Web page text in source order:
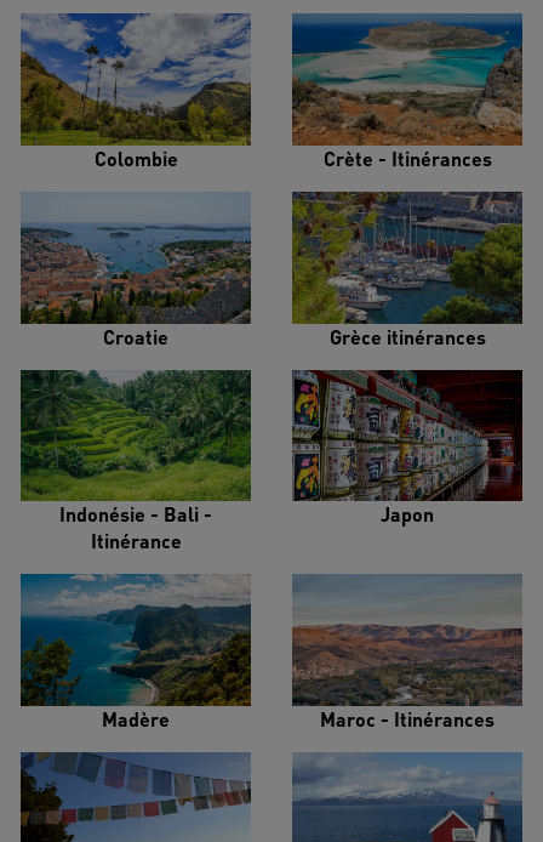
Colombie Crète - Itinérances
Croatie Grèce itinérances
Indonésie - Bali -
Itinérance
Japon
Madère Maroc - Itinérances